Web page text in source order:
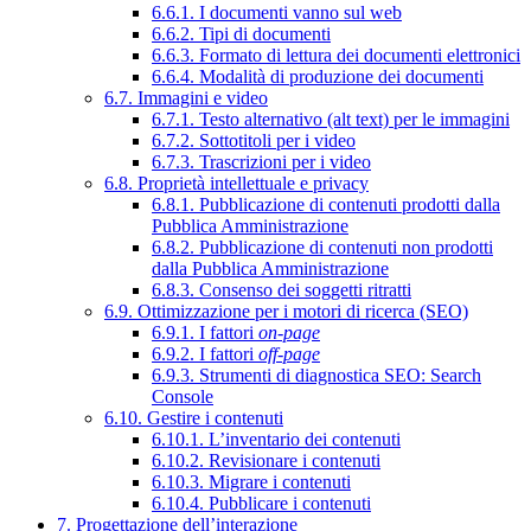
6.6.1. I documenti vanno sul web
6.6.2. Tipi di documenti
6.6.3. Formato di lettura dei documenti elettronici
6.6.4. Modalità di produzione dei documenti
6.7. Immagini e video
6.7.1. Testo alternativo (alt text) per le immagini
6.7.2. Sottotitoli per i video
6.7.3. Trascrizioni per i video
6.8. Proprietà intellettuale e privacy
6.8.1. Pubblicazione di contenuti prodotti dalla
Pubblica Amministrazione
6.8.2. Pubblicazione di contenuti non prodotti
dalla Pubblica Amministrazione
6.8.3. Consenso dei soggetti ritratti
6.9. Ottimizzazione per i motori di ricerca (SEO)
6.9.1. I fattori on-page
6.9.2. I fattori off-page
6.9.3. Strumenti di diagnostica SEO: Search
Console
6.10. Gestire i contenuti
6.10.1. L’inventario dei contenuti
6.10.2. Revisionare i contenuti
6.10.3. Migrare i contenuti
6.10.4. Pubblicare i contenuti
7. Progettazione dell’interazione